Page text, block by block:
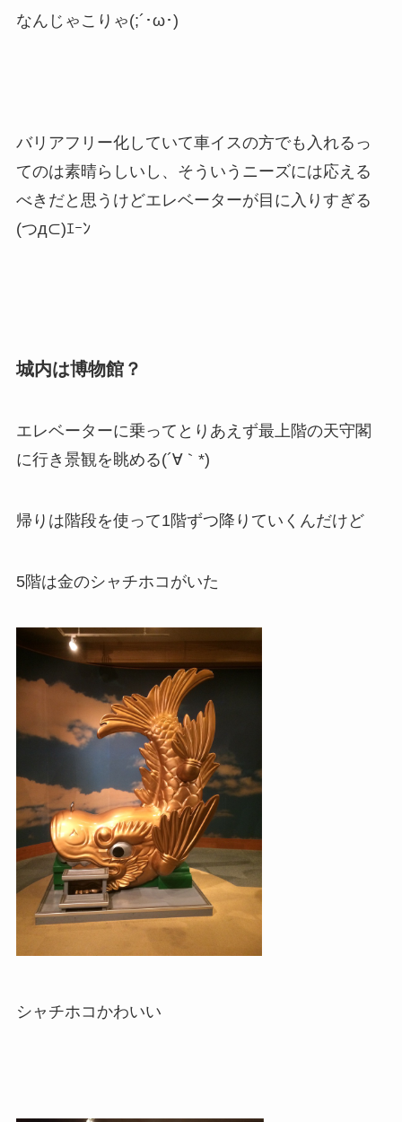
なんじゃこりゃ(;´･ω･)
バリアフリー化していて車イスの方でも入れるっ
てのは素晴らしいし、そういうニーズには応える
べきだと思うけどエレベーターが目に入りすぎる
(つд⊂)ｴｰﾝ
城内は博物館？
エレベーターに乗ってとりあえず最上階の天守閣
に行き景観を眺める(´∀｀*)
帰りは階段を使って1階ずつ降りていくんだけど
5階は金のシャチホコがいた
シャチホコかわいい